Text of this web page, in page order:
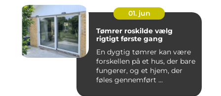
01. jun
Tømrer roskilde vælg
rigtigt første gang
En dygtig tømrer kan være
forskellen på et hus, der bare
fungerer, og et hjem, der
føles gennemført ...